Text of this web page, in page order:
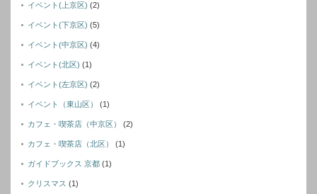
イベント(上京区) (2)
イベント(下京区) (5)
イベント(中京区) (4)
イベント(北区) (1)
イベント(左京区) (2)
イベント（東山区） (1)
カフェ・喫茶店（中京区） (2)
カフェ・喫茶店（北区） (1)
ガイドブックス 京都 (1)
クリスマス (1)